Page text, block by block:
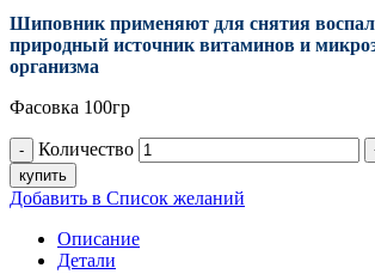
Шиповник применяют для снятия
природный источник витаминов и
организма
Фасовка 100гр
Количество
купить
Добавить в Список желаний
Описание
Детали